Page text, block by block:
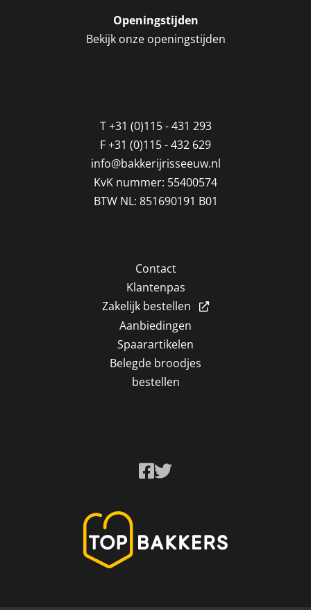
Openingstijden
Bekijk onze openingstijden
T+31 (0)115 - 431 293
F+31 (0)115 - 432 629
info@bakkerijrisseeuw.nl
KvK nummer: 55400574
BTW NL: 851690191 B01
Contact
Klantenpas
Zakelijk bestellen
Aanbiedingen
Spaarartikelen
Belegde broodjes
bestellen